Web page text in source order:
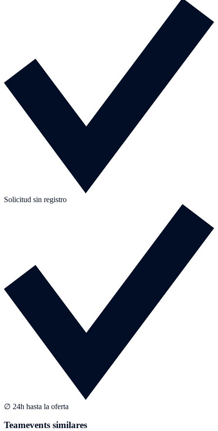
Solicitud sin registro
∅ 24h hasta la oferta
Teamevents similares